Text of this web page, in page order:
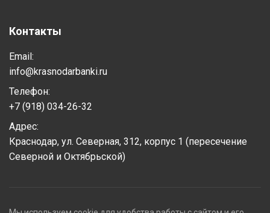
Контакты
Email:
info@krasnodarbanki.ru
Телефон:
+7 (918) 034-26-32
Адрес:
Краснодар, ул. Северная, 312, корпус 1 (пересечение
Северной и Октябрьской)